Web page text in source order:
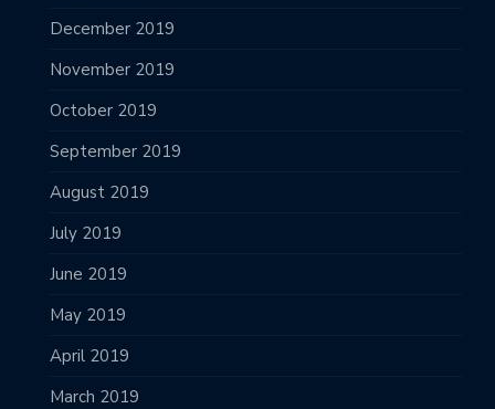
December 2019
November 2019
October 2019
September 2019
August 2019
July 2019
June 2019
May 2019
April 2019
March 2019